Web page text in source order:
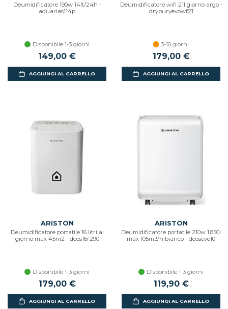
Deumidificatore 190w 14lt/24h -
aquarias114p
Disponibile 1-3 giorni
149,00 €
AGGIUNGI AL CARRELLO
Deumidificatore wifi 21l giorno argo -
drypuryevowf21
3-10 giorni
179,00 €
AGGIUNGI AL CARRELLO
ARISTON
Deumidificatore portatile 16 litri al
giorno max 45m2 - deos16r290
Disponibile 1-3 giorni
179,00 €
AGGIUNGI AL CARRELLO
ARISTON
Deumidificatore portatile 210w 1.850l
max 105m3/h bianco - deosevo10
Disponibile 1-3 giorni
119,90 €
AGGIUNGI AL CARRELLO